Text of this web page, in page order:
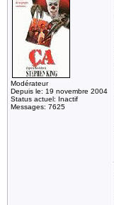
Modérateur
Depuis le: 19 novembre 2004
Status actuel: Inactif
Messages: 7625